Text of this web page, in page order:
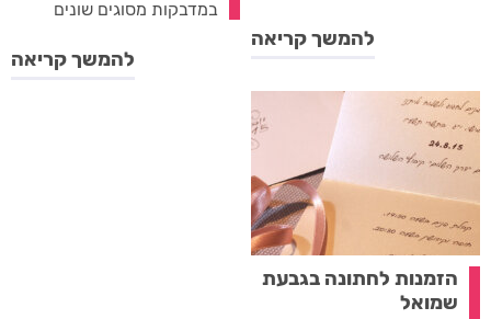
להמשך קריאה
במדבקות מסוגים שונים
להמשך קריאה
הזמנות לחתונה בגבעת
שמואל